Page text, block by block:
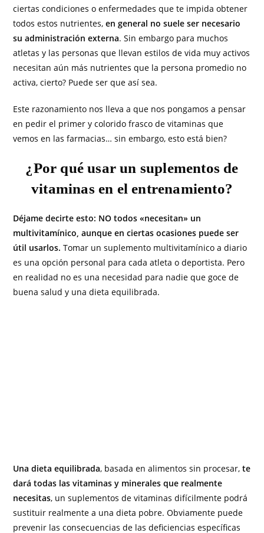
ciertas condiciones o enfermedades que te impida obtener
todos estos nutrientes,en general no suele ser necesario
su administración externa. Sin embargo para muchos
atletas y las personas que llevan estilos de vida muy activos
necesitan aún más nutrientes que la persona promedio no
activa, cierto? Puede ser que así sea.
Este razonamiento nos lleva a que nos pongamos a pensar
en pedir el primer y colorido frasco de vitaminas que
vemos en las farmacias… sin embargo, esto está bien?
¿Por qué usar un suplementos de
vitaminas en el entrenamiento?
Déjame decirte esto: NO todos «necesitan» un
multivitamínico, aunque en ciertas ocasiones puede ser
útil usarlos. Tomar un suplemento multivitamínico a diario
es una opción personal para cada atleta o deportista. Pero
en realidad no es una necesidad para nadie que goce de
buena salud y una dieta equilibrada.
Una dieta equilibrada, basada en alimentos sin procesar,te
dará todas las vitaminas y minerales que realmente
necesitas, un suplementos de vitaminas difícilmente podrá
sustituir realmente a una dieta pobre. Obviamente puede
prevenir las consecuencias de las deficiencias específicas